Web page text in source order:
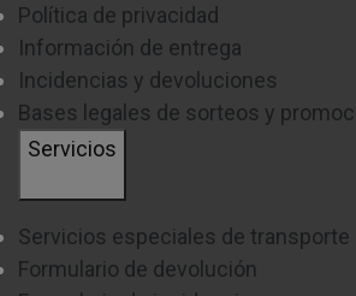
Política de privacidad
Información de entrega
Incidencias y devoluciones
Bases legales de sorteos y
Servicios
Servicios especiales de transporte
Formulario de devolución